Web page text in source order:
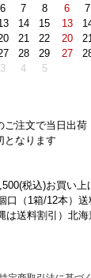
6 7
8
14
15
21
22
28
29
3 4 5
6
7
13
20
27
ご注文で当日出荷
となります
税込)お買い上
口（1箱/12本）
は送料割引）北